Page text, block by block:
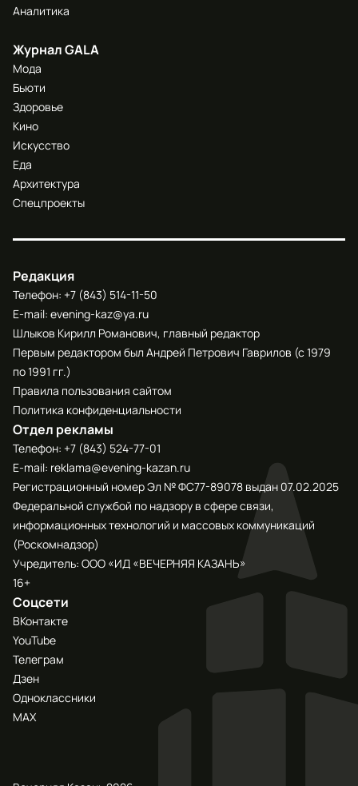
Аналитика
Журнал GALA
Мода
Бьюти
Здоровье
Кино
Искусство
Еда
Архитектура
Спецпроекты
Редакция
Телефон: +7 (843) 514-11-50
E-mail: evening-kaz@ya.ru
Шлыков Кирилл Романович, главный редактор
Первым редактором был Андрей Петрович Гаврилов (с 1979
по 1991 гг.)
Правила пользования сайтом
Политика конфиденциальности
Отдел рекламы
Телефон: +7 (843) 524-77-01
E-mail: reklama@evening-kazan.ru
Регистрационный номер Эл № ФС77-89078 выдан 07.02.2025
Федеральной службой по надзору в сфере связи,
информационных технологий и массовых коммуникаций
(Роскомнадзор)
Учредитель: ООО «ИД «ВЕЧЕРНЯЯ КАЗАНЬ»
16+
Соцсети
ВКонтакте
YouTube
Телеграм
Дзен
Одноклассники
МАХ